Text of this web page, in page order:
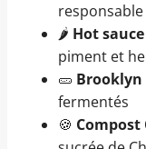
🌶️ Hot
piment et
🥒 Brooklyn
fermentés
🍪